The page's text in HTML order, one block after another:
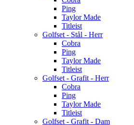
Ping
Taylor Made
Titleist
Golfset - Stål - Herr
Cobra
Ping
Taylor Made
Titleist
Golfset - Grafit - Herr
Cobra
Ping
Taylor Made
Titleist
Golfset - Grafit - Dam